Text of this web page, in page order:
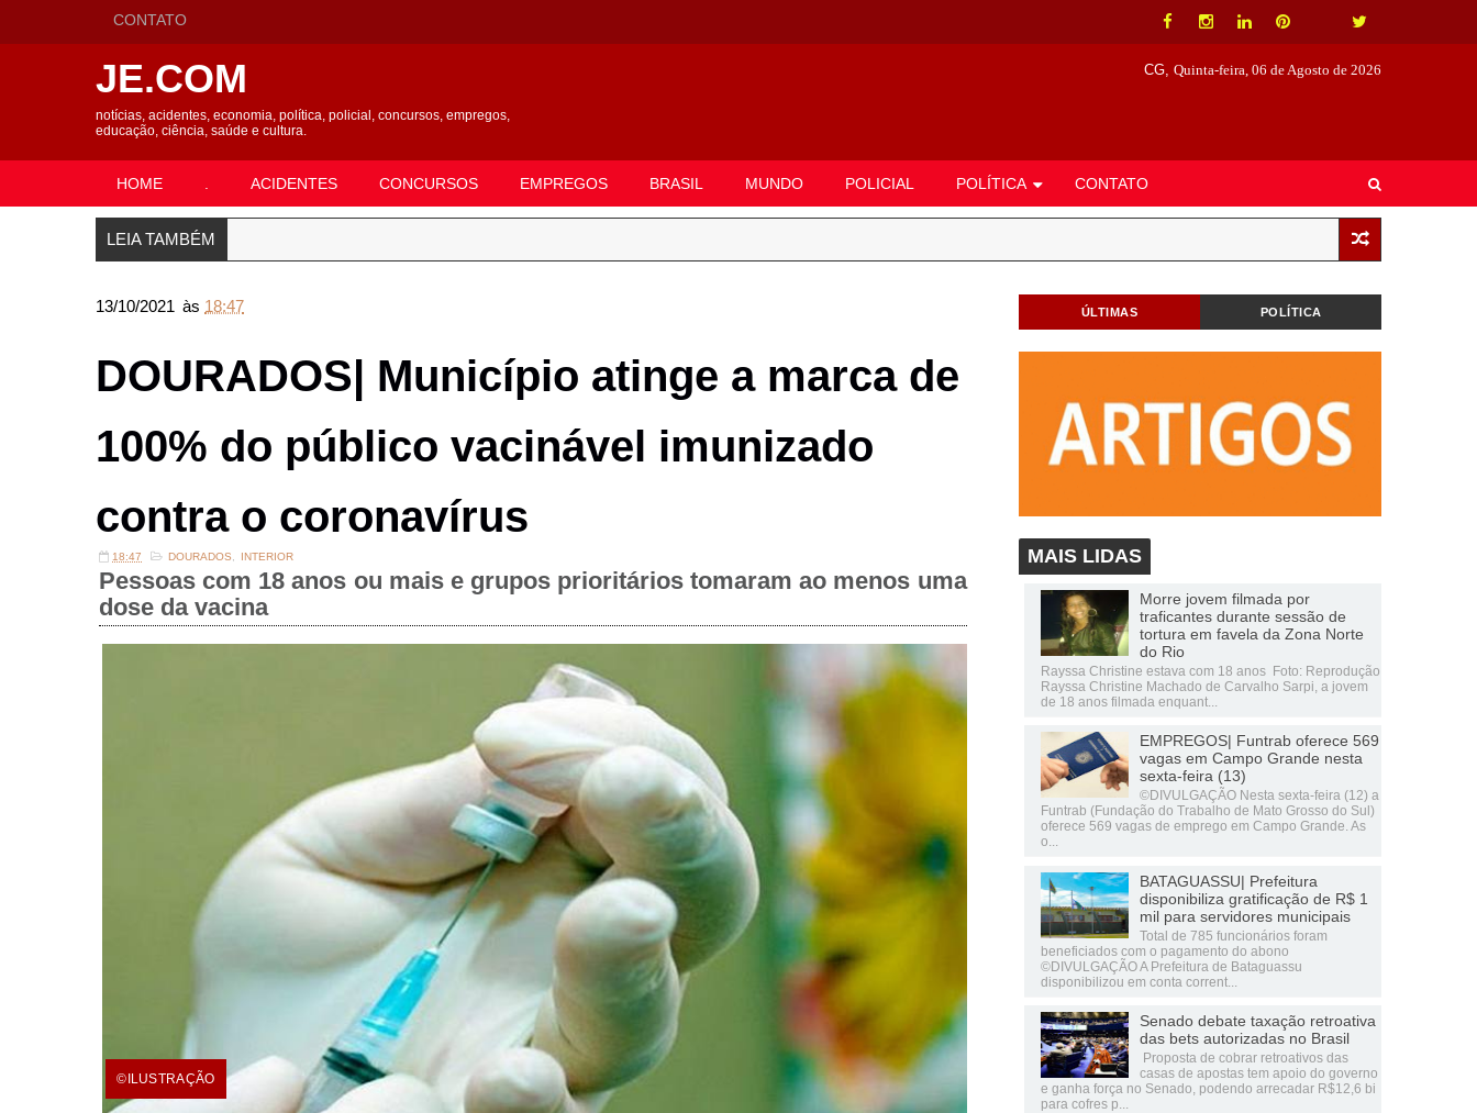
CONTATO
JE.COM
notícias, acidentes, economia, política, policial, concursos, empregos,
educação, ciência, saúde e cultura.
CG, Quinta-feira, 06 de Agosto de 2026
HOME ACIDENTES CONCURSOS EMPREGOS BRASIL MUNDO POLICIAL POLÍTICA CONTATO
LEIA TAMBÉM
13/10/2021 às 18:47
DOURADOS| Município atinge a marca de
100% do público vacinável imunizado
contra o coronavírus
18:47 DOURADOS INTERIOR
Pessoas com 18 anos ou mais e grupos prioritários tomaram ao menos uma
dose da vacina
©ILUSTRAÇÃO
ÚLTIMAS POLÍTICA
MAIS LIDAS
Morre jovem filmada por
traficantes durante sessão de
tortura em favela da Zona Norte
do Rio
Rayssa Christine estava com 18 anos Foto: Reprodução
Rayssa Christine Machado de Carvalho Sarpi, a jovem
de 18 anos filmada enquant...
EMPREGOS| Funtrab oferece 569
vagas em Campo Grande nesta
sexta-feira (13)
©DIVULGAÇÃO Nesta sexta-feira (12) a
Funtrab (Fundação do Trabalho de Mato Grosso do Sul)
oferece 569 vagas de emprego em Campo Grande. As
o...
BATAGUASSU| Prefeitura
disponibiliza gratificação de R$ 1
mil para servidores municipais
Total de 785 funcionários foram
beneficiados com o pagamento do abono
©DIVULGAÇÃO A Prefeitura de Bataguassu
disponibilizou em conta corrent...
Senado debate taxação retroativa
das bets autorizadas no Brasil
Proposta de cobrar retroativos das
casas de apostas tem apoio do governo
e ganha força no Senado, podendo arrecadar R$12,6 bi
para cofres p...